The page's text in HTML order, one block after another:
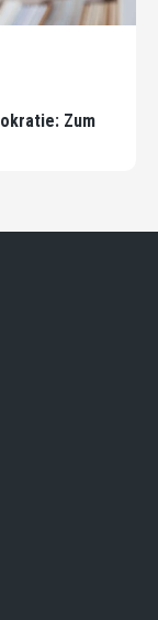
Zum